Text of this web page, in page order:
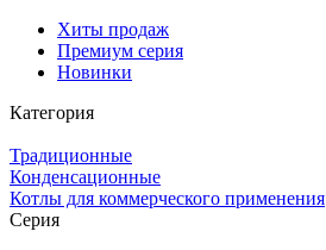
Хиты продаж
Премиум серия
Новинки
Категория
Традиционные
Конденсационные
Котлы для коммерческого применения
Серия